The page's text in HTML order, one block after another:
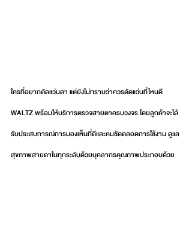
ใครที่อยากตัดแว่นตา แต่ยังไม่ทราบว่าควรตัดแว่นที่ไหนดี
WALTZ พร้อมให้บริการตรวจสายตาครบวงจร โดยลูกค้าจะได้
รับประสบการณ์การมองเห็นที่ดีและคมชัดตลอดการใช้งาน ดูแล
สุขภาพสายตาในทุกระดับด้วยบุคลากรคุณภาพประกอบด้วย